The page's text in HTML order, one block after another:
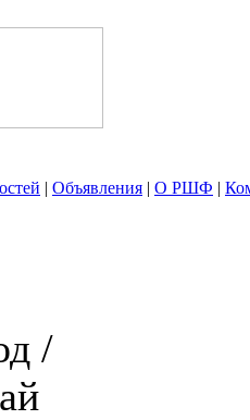
| Объявления | О РШФ |
/